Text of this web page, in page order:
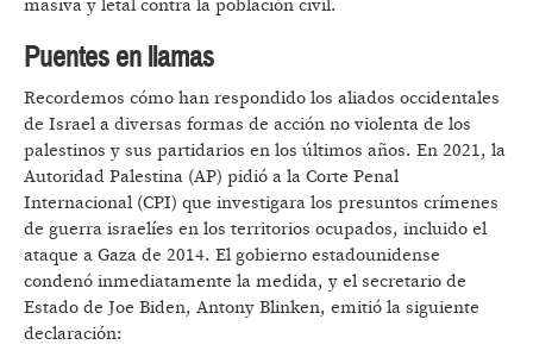
masiva y letal contra la población civil.
Puentes en llamas
Recordemos cómo han respondido los aliados occidentales
de Israel a diversas formas de acción no violenta de los
palestinos y sus partidarios en los últimos años. En 2021, la
Autoridad Palestina (AP) pidió a la Corte Penal
Internacional (CPI) que investigara los presuntos crímenes
de guerra israelíes en los territorios ocupados, incluido el
ataque a Gaza de 2014. El gobierno estadounidense
condenó inmediatamente la medida, y el secretario de
Estado de Joe Biden, Antony Blinken, emitió la siguiente
declaración: